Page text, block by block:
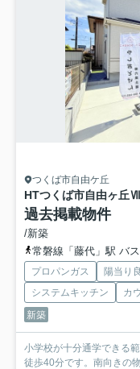
つくば市自由ケ丘
HTつくば市自由ヶ丘Ⅶ
過去掲載物件
/新築
常磐線「藤代」駅 バス
プロパンガス 陽当り
システムキッチン
カ
新築
小学校が十分通学できる
徒歩40分です。南向きの